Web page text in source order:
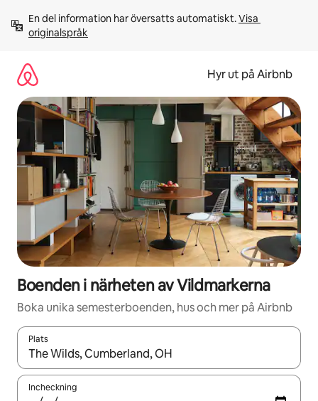
innehåll
En del information har översatts automatiskt. Visa
originalspråk
Hyr ut på Airbnb
Boenden i närheten av Vildmarkerna
Boka unika semesterboenden, hus och mer på Airbnb
Plats
När resultaten är tillgängliga kan du navigera med upp- och
Incheckning